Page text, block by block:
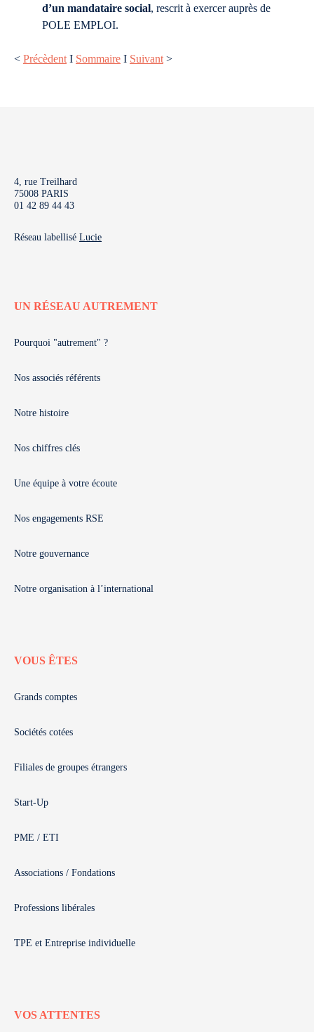
d’un mandataire social, rescrit à exercer auprès de
POLE EMPLOI.
< Précèdent I Sommaire I Suivant >
4, rue Treilhard
75008 PARIS
01 42 89 44 43
Réseau labellisé Lucie
UN RÉSEAU AUTREMENT
Pourquoi "autrement" ?
Nos associés référents
Notre histoire
Nos chiffres clés
Une équipe à votre écoute
Nos engagements RSE
Notre gouvernance
Notre organisation à l’international
VOUS ÊTES
Grands comptes
Sociétés cotées
Filiales de groupes étrangers
Start-Up
PME / ETI
Associations / Fondations
Professions libérales
TPE et Entreprise individuelle
VOS ATTENTES